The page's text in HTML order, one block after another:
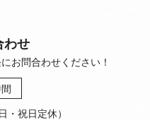
わせ
お問合わせください！
祝日定休）